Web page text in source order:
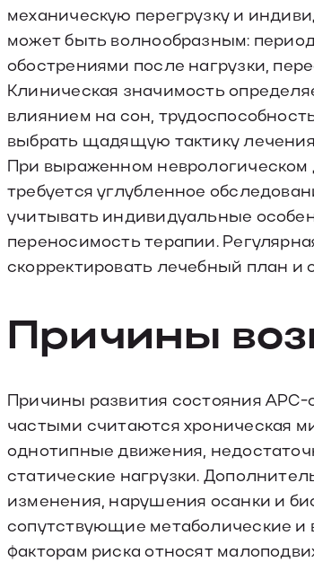
механическую перегрузку и
может быть волнообразным:
обострениями после нагрузки,
Клиническая значимость
влиянием на сон,
выбрать щадящую тактику
При выраженном
требуется углубленное
учитывать индивидуальные
переносимость терапии.
скорректировать лечебный план и
Причины
Причины развития состояния
частыми считаются хроническая
однотипные движения,
статические нагрузки.
изменения, нарушения осанки и
сопутствующие метаболические и
факторам риска относят